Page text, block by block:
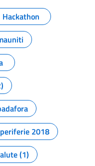
Hackathon
2018
(1)